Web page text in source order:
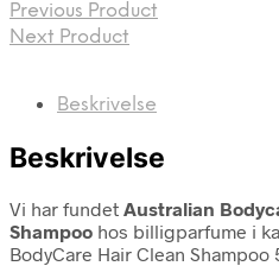
Previous Product
Next Product
Beskrivelse
Beskrivelse
Vi har fundet Australian
Shampoo hos billigparfume i
BodyCare Hair Clean Shampoo